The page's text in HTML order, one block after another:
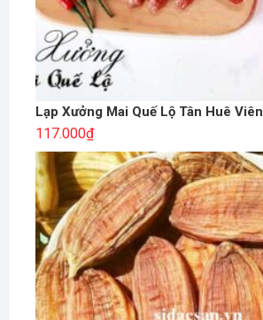
Lạp Xưởng Mai Quế Lộ Tân Huê Viên
117.000₫